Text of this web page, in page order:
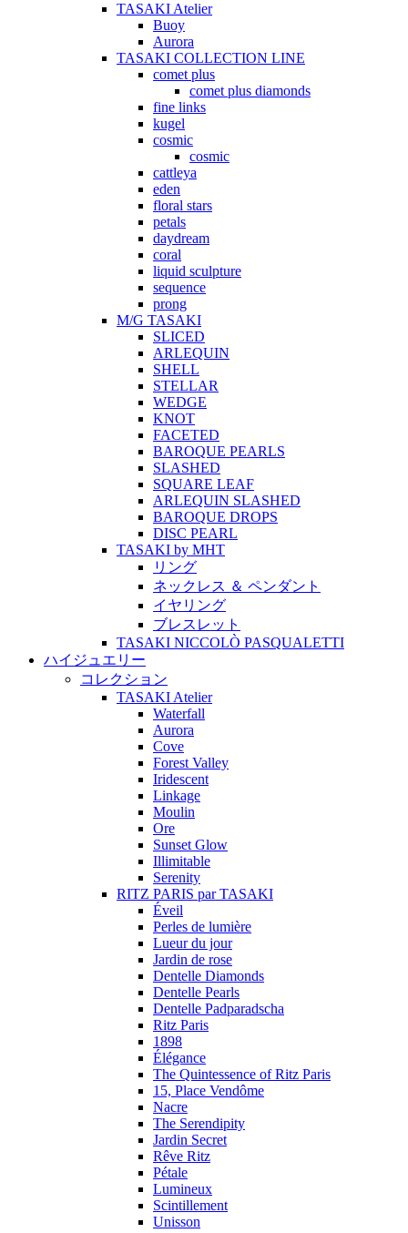
TASAKI Atelier
Buoy
Aurora
TASAKI COLLECTION LINE
comet plus
comet plus diamonds
fine links
kugel
cosmic
cosmic
cattleya
eden
floral stars
petals
daydream
coral
liquid sculpture
sequence
prong
M/G TASAKI
SLICED
ARLEQUIN
SHELL
STELLAR
WEDGE
KNOT
FACETED
BAROQUE PEARLS
SLASHED
SQUARE LEAF
ARLEQUIN SLASHED
BAROQUE DROPS
DISC PEARL
TASAKI by MHT
リング
ネックレス ＆ ペンダント
イヤリング
ブレスレット
TASAKI NICCOLÒ PASQUALETTI
ハイジュエリー
コレクション
TASAKI Atelier
Waterfall
Aurora
Cove
Forest Valley
Iridescent
Linkage
Moulin
Ore
Sunset Glow
Illimitable
Serenity
RITZ PARIS par TASAKI
Éveil
Perles de lumière
Lueur du jour
Jardin de rose
Dentelle Diamonds
Dentelle Pearls
Dentelle Padparadscha
Ritz Paris
1898
Élégance
The Quintessence of Ritz Paris
15, Place Vendôme
Nacre
The Serendipity
Jardin Secret
Rêve Ritz
Pétale
Lumineux
Scintillement
Unisson